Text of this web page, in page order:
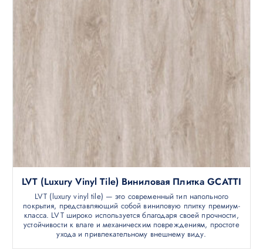
LVT (luxury Vinyl Tile) Виниловая Плитка GCATTI
LVT (luxury vinyl tile) — это современный тип напольного
покрытия, представляющий собой виниловую плитку премиум-
класса. LVT широко используется благодаря своей прочности,
устойчивости к влаге и механическим повреждениям, простоте
ухода и привлекательному внешнему виду.